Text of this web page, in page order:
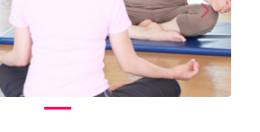
arrow_forward_iosNext